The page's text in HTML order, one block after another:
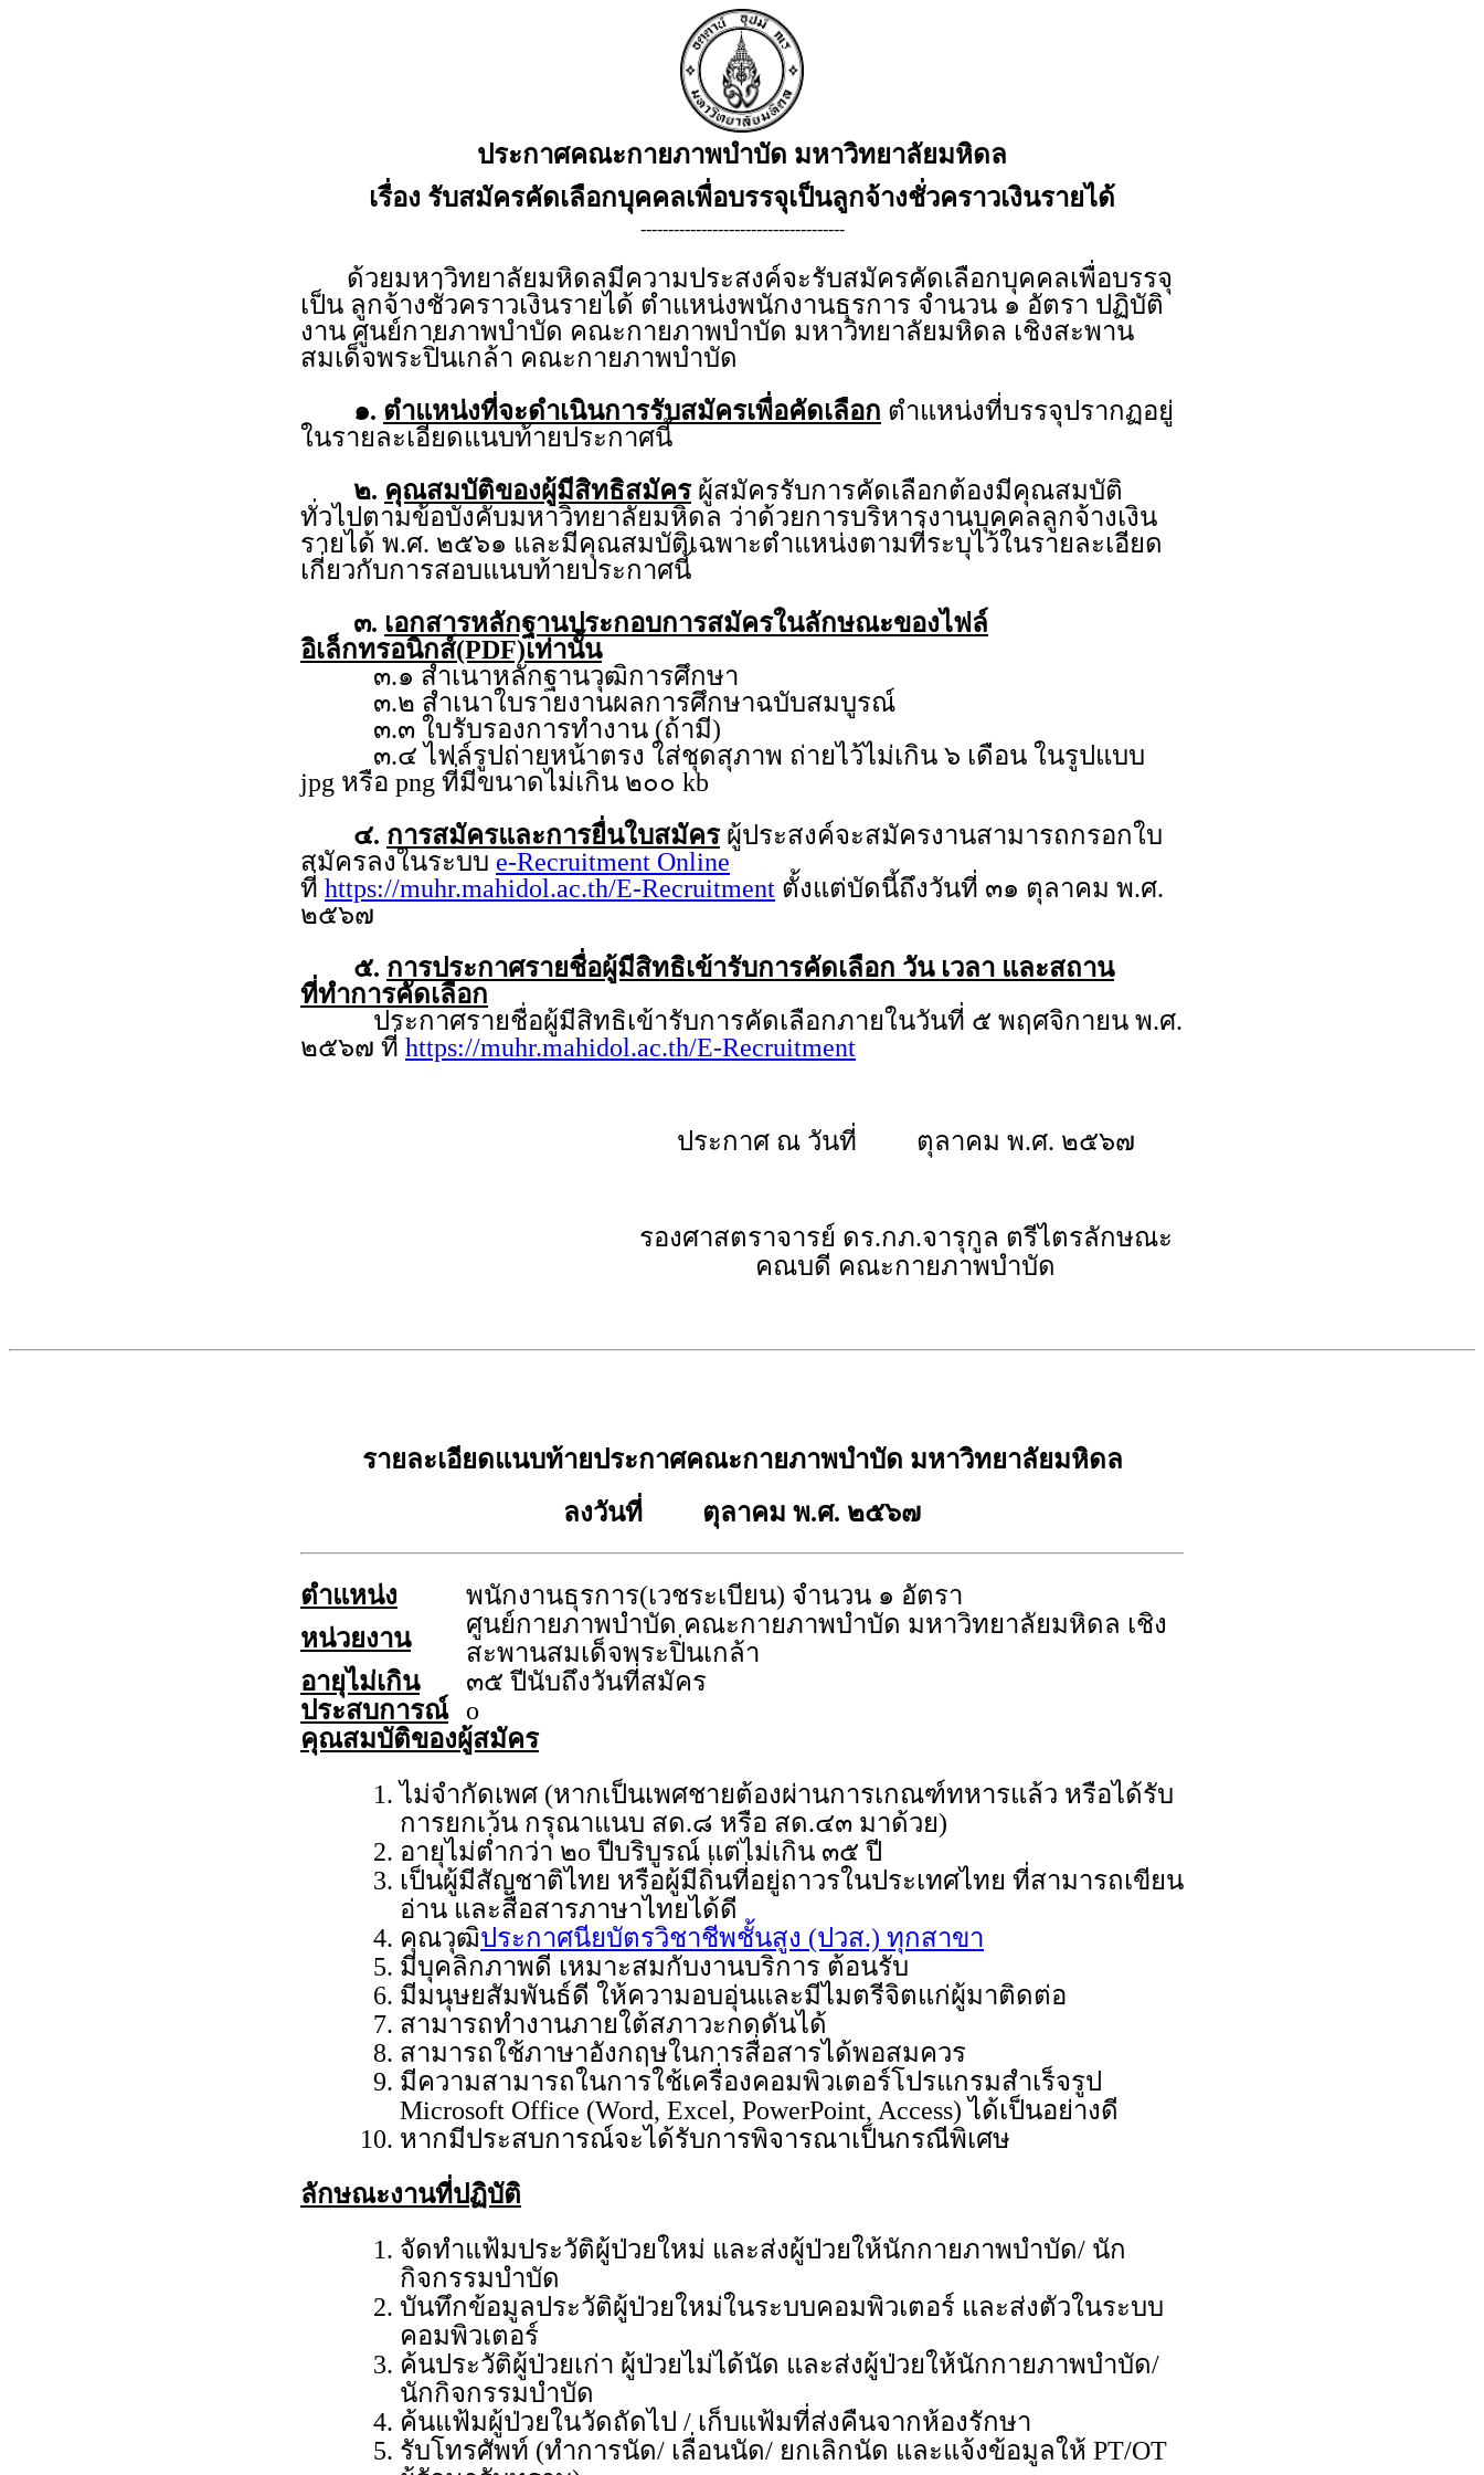
ประกาศคณะกายภาพบำบัด มหาวิทยาลัยมหิดล
เรื่อง รับสมัครคัดเลือกบุคคลเพื่อบรรจุเป็นลูกจ้างชั่วคราวเงินรายได้
-------------------------------------
ด้วยมหาวิทยาลัยมหิดลมีความประสงค์จะรับสมัครคัดเลือกบุคคลเพื่อบรรจุ
เป็น ลูกจ้างชั่วคราวเงินรายได้ ตำแหน่งพนักงานธุรการ จำนวน ๑ อัตรา ปฏิบัติ
งาน ศูนย์กายภาพบำบัด คณะกายภาพบำบัด มหาวิทยาลัยมหิดล เชิงสะพาน
สมเด็จพระปิ่นเกล้า คณะกายภาพบำบัด
๑. ตำแหน่งที่จะดำเนินการรับสมัครเพื่อคัดเลือก ตำแหน่งที่บรรจุปรากฏอยู่
ในรายละเอียดแนบท้ายประกาศนี้
๒. คุณสมบัติของผู้มีสิทธิสมัครผู้สมัครรับการคัดเลือกต้องมีคุณสมบัติ
ทั่วไปตามข้อบังคับมหาวิทยาลัยมหิดล ว่าด้วยการบริหารงานบุคคลลูกจ้างเงิน
รายได้ พ.ศ. ๒๕๖๑ และมีคุณสมบัติเฉพาะตำแหน่งตามที่ระบุไว้ในรายละเอียด
เกี่ยวกับการสอบแนบท้ายประกาศนี้
๓. เอกสารหลักฐานประกอบการสมัครในลักษณะของไฟล์
อิเล็กทรอนิกส์(PDF)เท่านั้น
๓.๑ สำเนาหลักฐานวุฒิการศึกษา
๓.๒ สำเนาใบรายงานผลการศึกษาฉบับสมบูรณ์
๓.๓ ใบรับรองการทำงาน (ถ้ามี)
๓.๔ ไฟล์รูปถ่ายหน้าตรง ใส่ชุดสุภาพ ถ่ายไว้ไม่เกิน ๖ เดือน ในรูปแบบ
jpg หรือ png ที่มีขนาดไม่เกิน ๒๐๐ kb
๔. การสมัครและการยื่นใบสมัครผู้ประสงค์จะสมัครงานสามารถกรอกใบ
สมัครลงในระบบ e-Recruitment Online
ที่ https://muhr.mahidol.ac.th/E-Recruitment ตั้งแต่บัดนี้ถึงวันที่ ๓๑ ตุลาคม พ.ศ.
๒๕๖๗
๕. การประกาศรายชื่อผู้มีสิทธิเข้ารับการคัดเลือก วัน เวลา และสถาน
ที่ทำการคัดเลือก
ประกาศรายชื่อผู้มีสิทธิเข้ารับการคัดเลือกภายในวันที่ ๕ พฤศจิกายน พ.ศ.
๒๕๖๗ ที่ https://muhr.mahidol.ac.th/E-Recruitment
ประกาศ ณ วันที่ ตุลาคม พ.ศ. ๒๕๖๗
รองศาสตราจารย์ ดร.กภ.จารุกูล ตรีไตรลักษณะ
คณบดี คณะกายภาพบำบัด
รายละเอียดแนบท้ายประกาศคณะกายภาพบำบัด มหาวิทยาลัยมหิดล
ลงวันที่ ตุลาคม พ.ศ. ๒๕๖๗
ตำแหน่ง
พนักงานธุรการ(เวชระเบียน) จำนวน ๑ อัตรา
หน่วยงาน
ศูนย์กายภาพบำบัด คณะกายภาพบำบัด มหาวิทยาลัยมหิดล เชิง
สะพานสมเด็จพระปิ่นเกล้า
อายุไม่เกิน
๓๕ ปีนับถึงวันที่สมัคร
ประสบการณ์
o
คุณสมบัติของผู้สมัคร
ไม่จำกัดเพศ (หากเป็นเพศชายต้องผ่านการเกณฑ์ทหารแล้ว หรือได้รับ
การยกเว้น กรุณาแนบ สด.๘ หรือ สด.๔๓ มาด้วย)
อายุไม่ต่ำกว่า ๒o ปีบริบูรณ์ แต่ไม่เกิน ๓๕ ปี
เป็นผู้มีสัญชาติไทย หรือผู้มีถิ่นที่อยู่ถาวรในประเทศไทย ที่สามารถเขียน
อ่าน และสื่อสารภาษาไทยได้ดี
คุณวุฒิประกาศนียบัตรวิชาชีพชั้นสูง (ปวส.) ทุกสาขา
มีบุคลิกภาพดี เหมาะสมกับงานบริการ ต้อนรับ
มีมนุษยสัมพันธ์ดี ให้ความอบอุ่นและมีไมตรีจิตแก่ผู้มาติดต่อ
สามารถทำงานภายใต้สภาวะกดดันได้
สามารถใช้ภาษาอังกฤษในการสื่อสารได้พอสมควร
มีความสามารถในการใช้เครื่องคอมพิวเตอร์โปรแกรมสำเร็จรูป
Microsoft Office (Word, Excel, PowerPoint, Access) ได้เป็นอย่างดี
หากมีประสบการณ์จะได้รับการพิจารณาเป็นกรณีพิเศษ
ลักษณะงานที่ปฏิบัติ
จัดทำแฟ้มประวัติผู้ป่วยใหม่ และส่งผู้ป่วยให้นักกายภาพบำบัด/ นัก
กิจกรรมบำบัด
บันทึกข้อมูลประวัติผู้ป่วยใหม่ในระบบคอมพิวเตอร์ และส่งตัวในระบบ
คอมพิวเตอร์
ค้นประวัติผู้ป่วยเก่า ผู้ป่วยไม่ได้นัด และส่งผู้ป่วยให้นักกายภาพบำบัด/
นักกิจกรรมบำบัด
ค้นแฟ้มผู้ป่วยในวัดถัดไป / เก็บแฟ้มที่ส่งคืนจากห้องรักษา
รับโทรศัพท์ (ทำการนัด/ เลื่อนนัด/ ยกเลิกนัด และแจ้งข้อมูลให้ PT/OT